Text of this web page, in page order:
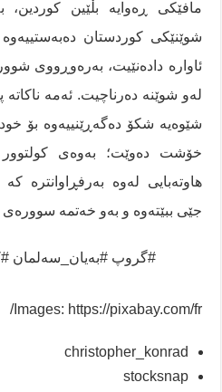
مافێکی ڕەوایە بڵێین
شوێنێکی کوردستان
ئاوارە دادەنێیت، بەرەوڕووی
لەو شوێنە دەرناچیت. ئەمە
شێوەیە شکۆ دەگەڕێنییەوە بۆ
خۆشت دەوێت؛ بەوەی کولتوور
هاوتەبایی لەوە بەرفڕاوانترە
جێی ببێتەوە و بەو خەتمە سوورەی
#گروپ #بەیان_سەلمان
Images: https://pixabay.com/fr/
christopher_konrad
stocksnap